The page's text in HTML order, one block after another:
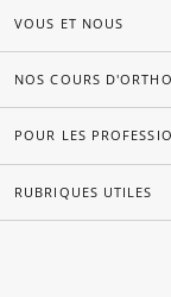
VOUS ET NOUS
NOS COURS
POUR LES
RUBRIQUES UTILES